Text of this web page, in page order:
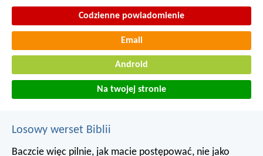
Codzienne powiadomienie
Email
Android
Na twojej stronie
Losowy werset Biblii
Baczcie więc pilnie, jak macie postępować, nie jako